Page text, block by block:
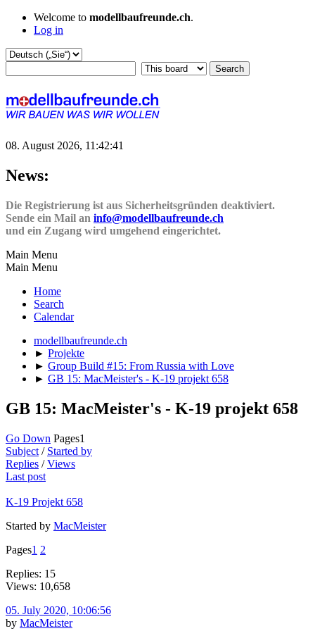
Welcome to modellbaufreunde.ch.
Log in
08. August 2026, 11:42:41
News:
Die Registrierung ist aus Sicherheitsgründen deaktiviert.
Sende ein Mail an info@modellbaufreunde.ch
und ein Zugang wird umgehend eingerichtet.
Main Menu
Main Menu
Home
Search
Calendar
modellbaufreunde.ch
► Projekte
► Group Build #15: From Russia with Love
► GB 15: MacMeister's - K-19 projekt 658
GB 15: MacMeister's - K-19 projekt 658
Go Down Pages1
Subject / Started by
Replies /Views
Last post
K-19 Projekt 658
Started by MacMeister
Pages1 2
Replies: 15
Views: 10,658
05. July 2020, 10:06:56
by MacMeister